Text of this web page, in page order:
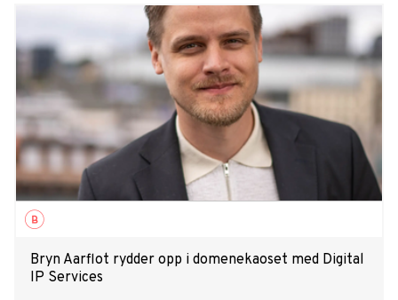
Bryn Aarflot rydder opp i domenekaoset med Digital
IP Services